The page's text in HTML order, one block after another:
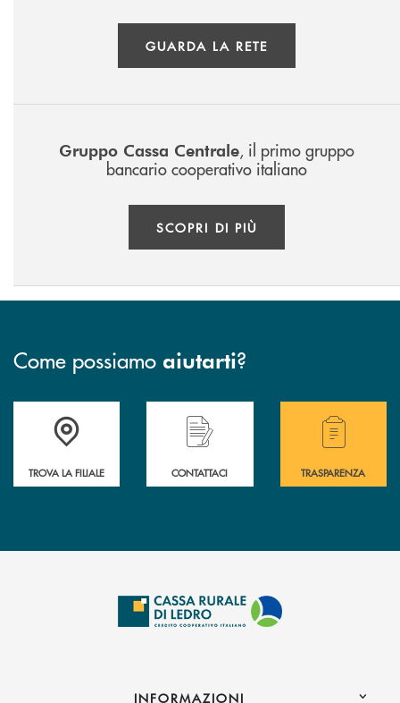
GUARDA LA RETE
Gruppo Cassa Centrale, il primo gruppo
bancario cooperativo italiano
SCOPRI DI PIÙ
Come possiamo aiutarti?
Accedi all' elenco completo delle filiali .
TROVA LA FILIALE
Hai bisogno di assistenza immediata?
CONTATTACI
Hai bisogno di
TRASPARENZA
INFORMAZIONI